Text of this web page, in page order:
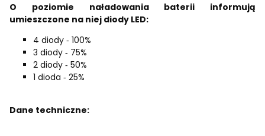
O poziomie naładowania baterii informują
umieszczone na niej diody LED:
4 diody ‑ 100%
3 diody ‑ 75%
2 diody ‑ 50%
1 dioda ‑ 25%
Dane techniczne: